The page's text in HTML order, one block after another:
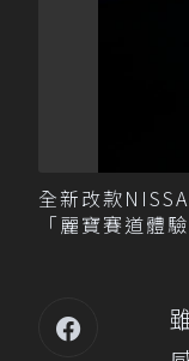
全新改款
「麗寶賽道體